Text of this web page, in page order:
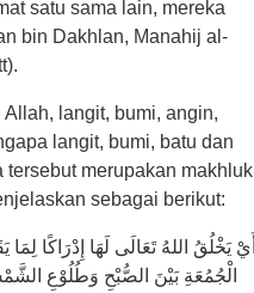
satu sama lain, mereka
bin Dakhlan, Manahij al-
langit, bumi, angin,
langit, bumi, batu dan
merupakan makhluk
sebagai berikut:
أَيْ يَخْلُقُ اللهُ تَعَالَى لَهَا إِدْرَاكًا
الْجُمُعَةِ بَيْنَ الصُّبْحِ وَطُلُوْعِ